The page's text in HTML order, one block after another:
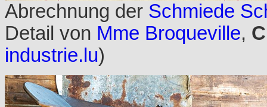
Abrechnung der Schmiede
Detail von Mme Broqueville,
industrie.lu)